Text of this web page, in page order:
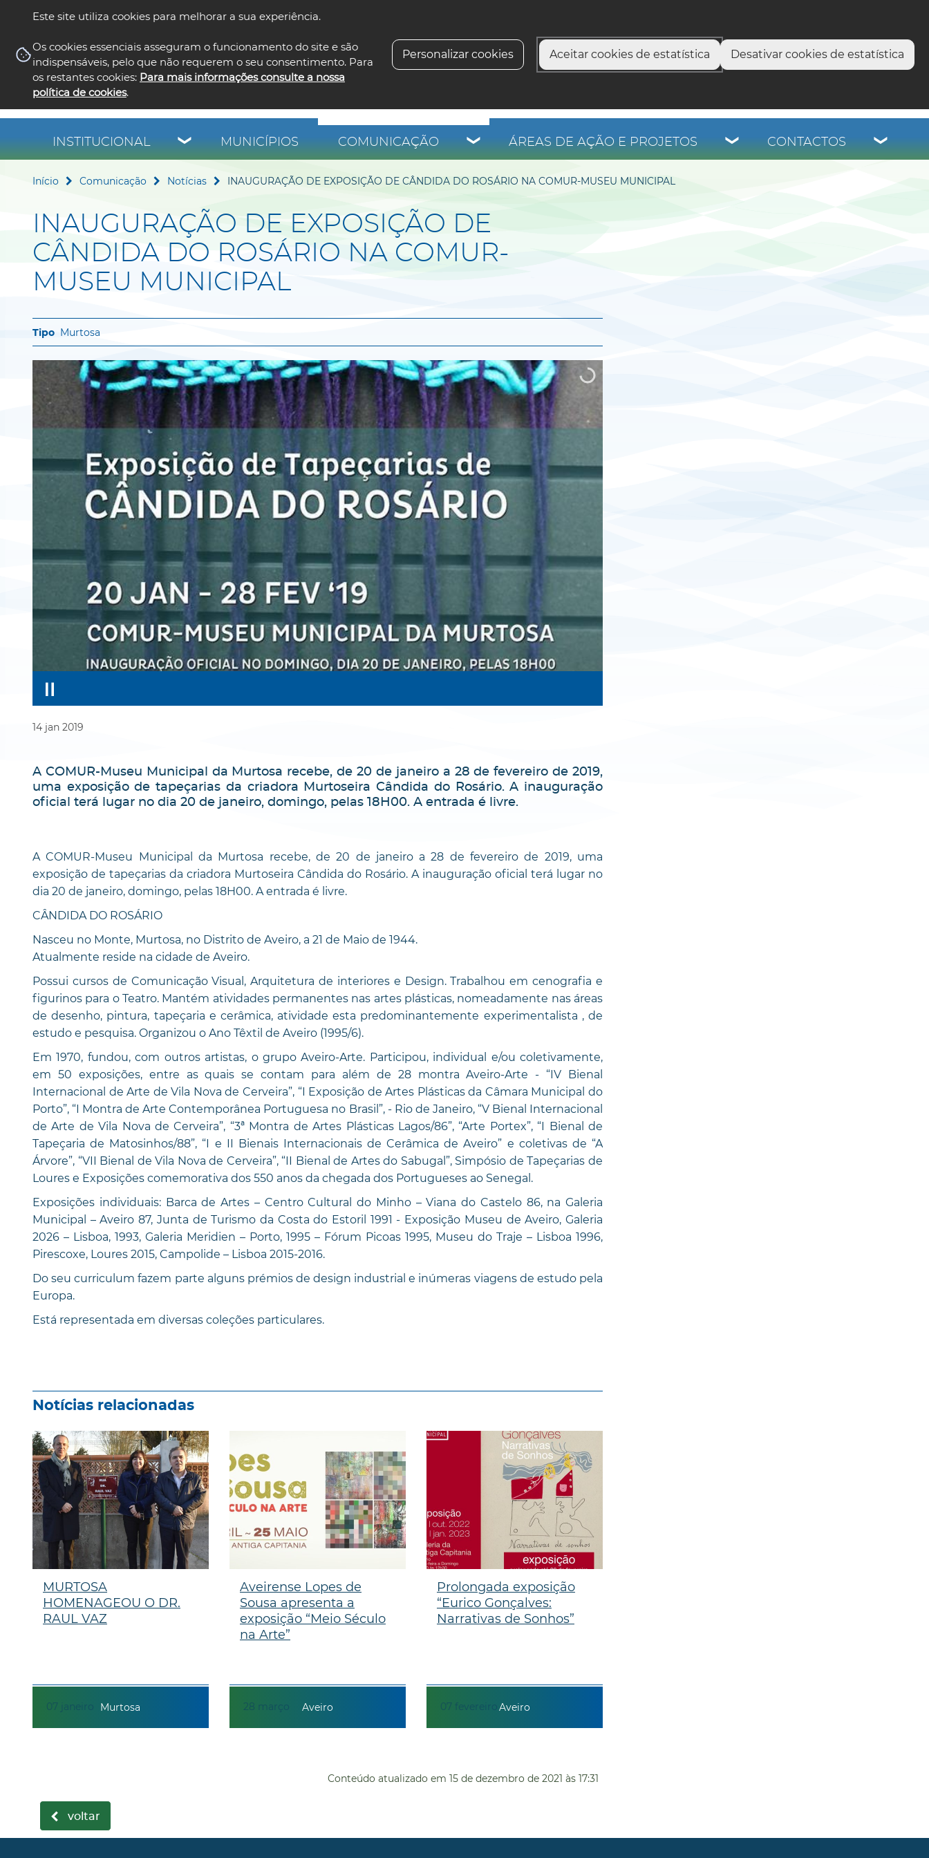
Este site utiliza cookies para melhorar a sua experiência.
Os cookies essenciais asseguram o funcionamento do site e são
indispensáveis, pelo que não requerem o seu consentimento. Para
os restantes cookies: Para mais informações consulte a nossa
política de cookies.
Personalizar cookies Aceitar cookies de estatística Desativar cookies de estatística
INSTITUCIONAL MUNICÍPIOS COMUNICAÇÃO ÁREAS DE AÇÃO E PROJETOS CONTACTOS
Início Comunicação Notícias INAUGURAÇÃO DE EXPOSIÇÃO DE CÂNDIDA DO ROSÁRIO NA COMUR-MUSEU MUNICIPAL
INAUGURAÇÃO DE EXPOSIÇÃO DE
CÂNDIDA DO ROSÁRIO NA COMUR-
MUSEU MUNICIPAL
Murtosa
14 jan 2019
A COMUR-Museu Municipal da Murtosa recebe, de 20 de janeiro a 28 de fevereiro de 2019,
uma exposição de tapeçarias da criadora Murtoseira Cândida do Rosário. A inauguração
oficial terá lugar no dia 20 de janeiro, domingo, pelas 18H00. A entrada é livre.
A COMUR-Museu Municipal da Murtosa recebe, de 20 de janeiro a 28 de fevereiro de 2019, uma
exposição de tapeçarias da criadora Murtoseira Cândida do Rosário. A inauguração oficial terá lugar no
dia 20 de janeiro, domingo, pelas 18H00. A entrada é livre.
CÂNDIDA DO ROSÁRIO
Nasceu no Monte, Murtosa, no Distrito de Aveiro, a 21 de Maio de 1944.
Atualmente reside na cidade de Aveiro.
Possui cursos de Comunicação Visual, Arquitetura de interiores e Design. Trabalhou em cenografia e
figurinos para o Teatro. Mantém atividades permanentes nas artes plásticas, nomeadamente nas áreas
de desenho, pintura, tapeçaria e cerâmica, atividade esta predominantemente experimentalista , de
estudo e pesquisa. Organizou o Ano Têxtil de Aveiro (1995/6).
Em 1970, fundou, com outros artistas, o grupo Aveiro-Arte. Participou, individual e/ou coletivamente,
em 50 exposições, entre as quais se contam para além de 28 montra Aveiro-Arte - “IV Bienal
Internacional de Arte de Vila Nova de Cerveira”, “I Exposição de Artes Plásticas da Câmara Municipal do
Porto”, “I Montra de Arte Contemporânea Portuguesa no Brasil”, - Rio de Janeiro, “V Bienal Internacional
de Arte de Vila Nova de Cerveira”, “3ª Montra de Artes Plásticas Lagos/86”, “Arte Portex”, “I Bienal de
Tapeçaria de Matosinhos/88”, “I e II Bienais Internacionais de Cerâmica de Aveiro” e coletivas de “A
Árvore”, “VII Bienal de Vila Nova de Cerveira”, “II Bienal de Artes do Sabugal”, Simpósio de Tapeçarias de
Loures e Exposições comemorativa dos 550 anos da chegada dos Portugueses ao Senegal.
Exposições individuais: Barca de Artes – Centro Cultural do Minho – Viana do Castelo 86, na Galeria
Municipal – Aveiro 87, Junta de Turismo da Costa do Estoril 1991 - Exposição Museu de Aveiro, Galeria
2026 – Lisboa, 1993, Galeria Meridien – Porto, 1995 – Fórum Picoas 1995, Museu do Traje – Lisboa 1996,
Pirescoxe, Loures 2015, Campolide – Lisboa 2015-2016.
Do seu curriculum fazem parte alguns prémios de design industrial e inúmeras viagens de estudo pela
Europa.
Está representada em diversas coleções particulares.
Notícias relacionadas
07 janeiro
MURTOSA
HOMENAGEOU O DR.
RAUL VAZ
Murtosa 28 março
Aveirense Lopes de
Sousa apresenta a
exposição “Meio Século
na Arte”
Aveiro 07 fevereiro
Prolongada exposição
“Eurico Gonçalves:
Narrativas de Sonhos”
Aveiro
Conteúdo atualizado em 15 de dezembro de 2021 às 17:31
voltar